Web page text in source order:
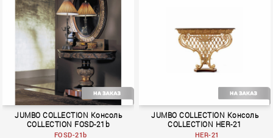
TEMPTATIONS Rendez–Vous
JUMBO COLLECTION Консоль
COLLECTION FOSD-21b
FOSD-21b
JUMBO COLLECTION Консоль
COLLECTION HER-21
HER-21